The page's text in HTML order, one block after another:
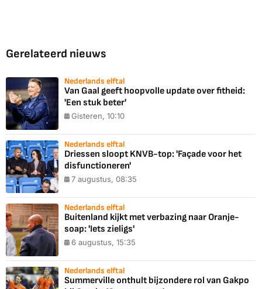
Gerelateerd nieuws
Nederlands elftal
Van Gaal geeft hoopvolle update over fitheid:
'Een stuk beter'
Gisteren, 10:10
Nederlands elftal
Driessen sloopt KNVB-top: 'Façade voor het
disfunctioneren'
7 augustus, 08:35
Nederlands elftal
Buitenland kijkt met verbazing naar Oranje-
soap: 'Iets zieligs'
6 augustus, 15:35
Nederlands elftal
Summerville onthult bijzondere rol van Gakpo